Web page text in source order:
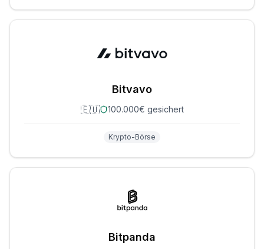
Bitvavo
🇪🇺 100.000€ gesichert
Krypto-Börse
Bitpanda